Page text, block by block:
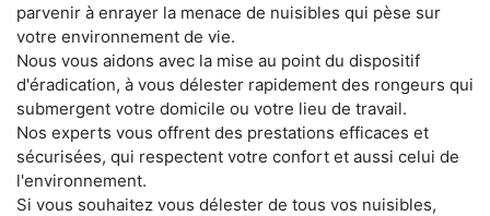
parvenir à enrayer la menace de nuisibles qui pèse sur
votre environnement de vie.
Nous vous aidons avec la mise au point du dispositif
d'éradication, à vous délester rapidement des rongeurs qui
submergent votre domicile ou votre lieu de travail.
Nos experts vous offrent des prestations efficaces et
sécurisées, qui respectent votre confort et aussi celui de
l'environnement.
Si vous souhaitez vous délester de tous vos nuisibles,